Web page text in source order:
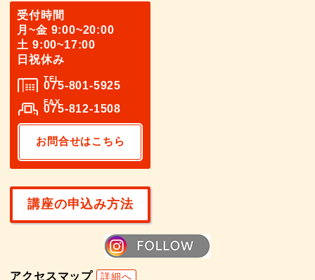
受付時間
月~金 9:00~20:00
土 9:00~17:00
日祝休み
TEL
075-801-5925
FAX
075-812-1508
お問合せはこちら
講座の申込み方法
アクセスマップ 詳細へ